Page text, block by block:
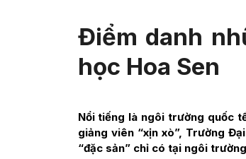
Điểm danh
học Hoa Sen
Nổi tiếng là ngôi trường quốc
giảng viên “xịn xò”, Trường
“đặc sản” chỉ có tại ngôi